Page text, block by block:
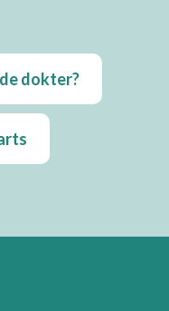
dokter?